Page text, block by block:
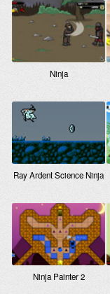
Ninja
Ray Ardent Science Ninja
Ninja Painter 2